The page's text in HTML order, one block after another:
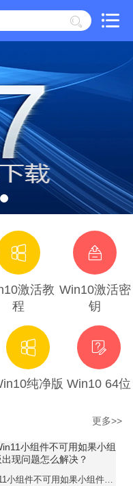
激活教
程
Win10激活密
钥
纯净版 Win10 64位
更多>>
Win11小组件不可用如果小组件板出现问题怎么解决？